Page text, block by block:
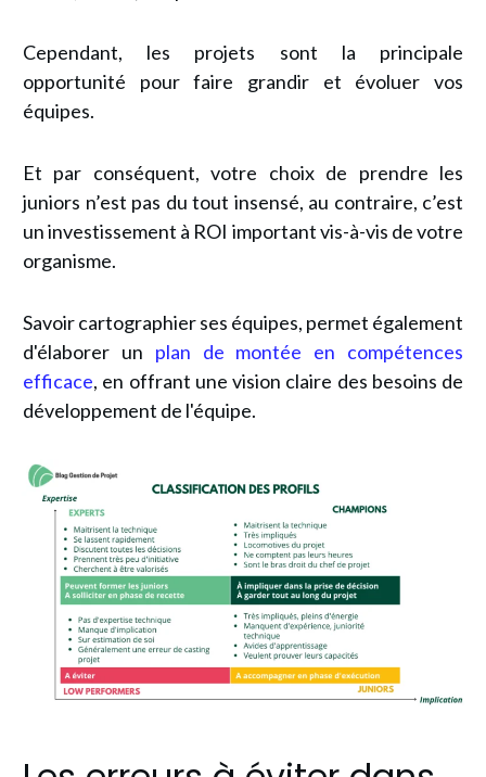
Cependant, les projets sont la principale
opportunité pour faire grandir et évoluer vos
équipes.
Et par conséquent, votre choix de prendre les
juniors n’est pas du tout insensé, au contraire, c’est
un investissement à ROI important vis-à-vis de votre
organisme.
Savoir cartographier ses équipes, permet également
d'élaborer un plan de montée en compétences
efficace, en offrant une vision claire des besoins de
développement de l'équipe.